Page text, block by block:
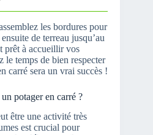
les bordures pour
de terreau jusqu’au
prêt à accueillir vos
le temps de bien respecter
carré sera un vrai succès !
potager en carré ?
être une activité très
est crucial pour